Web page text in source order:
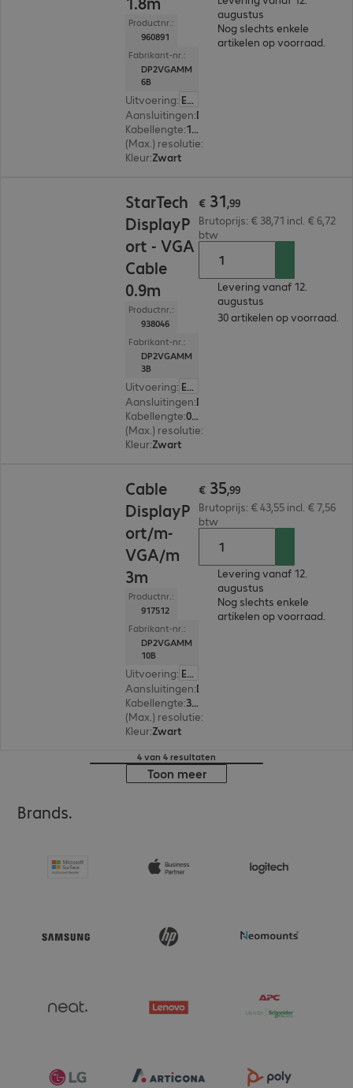
Productnr.:
960891
Fabrikant-nr.:
DP2VGAMM
6B
Uitvoering: Europa
Aansluitingen:
Kabellengte: 1,8 m
(Max.) resolutie:
Kleur:Zwart
augustus
Nog slechts enkele
artikelen op voorraad.
StarTech
DisplayP
ort - VGA
Cable
0.9m
Productnr.:
938046
Fabrikant-nr.:
DP2VGAMM
3B
Uitvoering: Europa
Aansluitingen:
Kabellengte: 0,9 m
(Max.) resolutie:
Kleur:Zwart
€ 31,99
Brutoprijs: € 38,71 incl. € 6,72
btw
Levering vanaf 12.
augustus
30 artikelen op voorraad.
Cable
DisplayP
ort/m-
VGA/m
3m
Productnr.:
917512
Fabrikant-nr.:
DP2VGAMM
10B
Uitvoering: Europa
Aansluitingen:
Kabellengte: 3 m
(Max.) resolutie:
Kleur:Zwart
€ 35,99
Brutoprijs: € 43,55 incl. € 7,56
btw
Levering vanaf 12.
augustus
Nog slechts enkele
artikelen op voorraad.
4 van 4 resultaten
Toon meer
Brands.